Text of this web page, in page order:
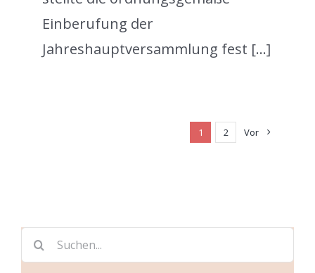
Einberufung der
Jahreshauptversammlung fest [...]
1 2 Vor
Suche
nach: